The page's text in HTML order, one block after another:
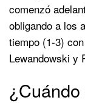
comenzó
obligando a los
tiempo (1-3)
Lewandowski y